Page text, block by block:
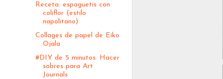
Receta: espaguetis con
coliflor (estilo
napolitano)
Collages de papel de Eiko
Ojala
#DIY de 5 minutos: Hacer
sobres para Art
Journals